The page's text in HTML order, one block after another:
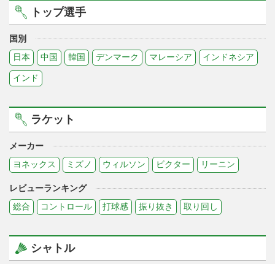
トップ選手
国別
日本
中国 韓国 デンマーク マレーシア インドネシア
インド
ラケット
メーカー
ヨネックス
ミズノ ウィルソン ビクター リーニン
レビューランキング
総合
コントロール 打球感 振り抜き 取り回し
シャトル